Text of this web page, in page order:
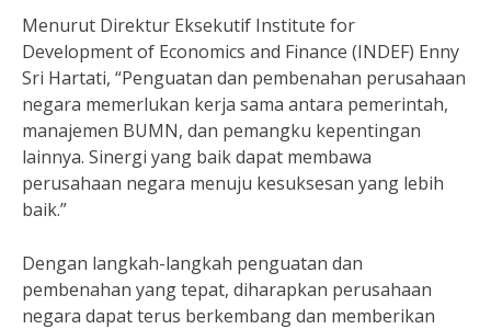
Menurut Direktur Eksekutif Institute for
Development of Economics and Finance (INDEF) Enny
Sri Hartati, “Penguatan dan pembenahan perusahaan
negara memerlukan kerja sama antara pemerintah,
manajemen BUMN, dan pemangku kepentingan
lainnya. Sinergi yang baik dapat membawa
perusahaan negara menuju kesuksesan yang lebih
baik.”
Dengan langkah-langkah penguatan dan
pembenahan yang tepat, diharapkan perusahaan
negara dapat terus berkembang dan memberikan